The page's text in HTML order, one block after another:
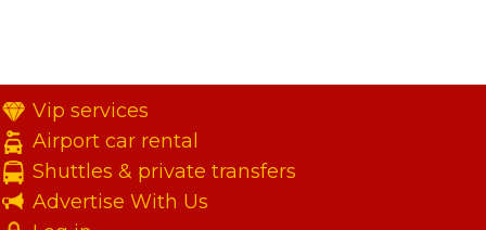
Vip services
Airport car rental
Shuttles & private transfers
Advertise With Us